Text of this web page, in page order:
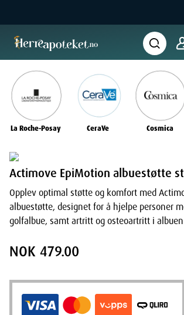
La Roche-Posay CeraVe Cosmica
Actimove EpiMotion albuestøtte
Opplev optimal støtte og komfort med
albuestøtte, designet for å hjelpe personer
golfalbue, samt artritt og osteoartritt i albuen
NOK 479.00